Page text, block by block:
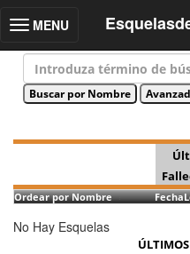
Toggle
MENU
Ordear por Nombre Fecha
No Hay Esquelas